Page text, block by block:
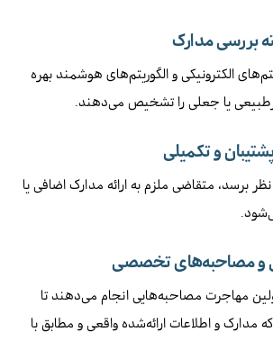
بررسی مدارک
الکترونیکی و الگوریتم‌های هوشمند بهره
یا جعلی را تشخیص می‌دهند.
و تکمیلی
برسد، متقاضی ملزم به ارائه مدارک اضافی یا
و مصاحبه‌های تخصصی
مهاجرت مصاحبه‌هایی انجام می‌دهند تا
مدارک و اطلاعات ارائه‌شده واقعی و مطابق با